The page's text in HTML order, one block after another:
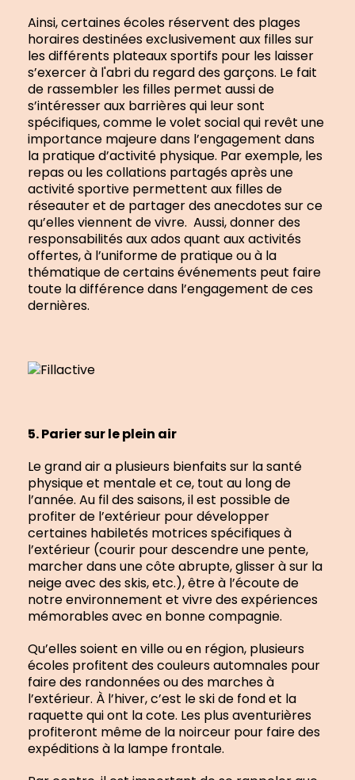
Ainsi, certaines écoles réservent des plages
horaires destinées exclusivement aux filles sur
les différents plateaux sportifs pour les laisser
s’exercer à l'abri du regard des garçons. Le fait
de rassembler les filles permet aussi de
s’intéresser aux barrières qui leur sont
spécifiques, comme le volet social qui revêt une
importance majeure dans l’engagement dans
la pratique d’activité physique. Par exemple, les
repas ou les collations partagés après une
activité sportive permettent aux filles de
réseauter et de partager des anecdotes sur ce
qu’elles viennent de vivre. Aussi, donner des
responsabilités aux ados quant aux activités
offertes, à l’uniforme de pratique ou à la
thématique de certains événements peut faire
toute la différence dans l’engagement de ces
dernières.
5. Parier sur le plein air
Le grand air a plusieurs bienfaits sur la santé
physique et mentale et ce, tout au long de
l’année. Au fil des saisons, il est possible de
profiter de l’extérieur pour développer
certaines habiletés motrices spécifiques à
l’extérieur (courir pour descendre une pente,
marcher dans une côte abrupte, glisser à sur la
neige avec des skis, etc.), être à l’écoute de
notre environnement et vivre des expériences
mémorables avec en bonne compagnie.
Qu’elles soient en ville ou en région, plusieurs
écoles profitent des couleurs automnales pour
faire des randonnées ou des marches à
l’extérieur. À l’hiver, c’est le ski de fond et la
raquette qui ont la cote. Les plus aventurières
profiteront même de la noirceur pour faire des
expéditions à la lampe frontale.